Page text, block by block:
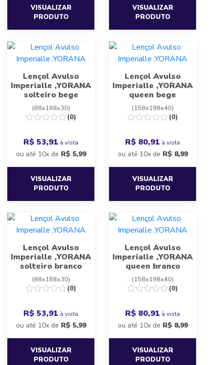
VISUALIZAR
PRODUTO
VISUALIZAR
PRODUTO
Lençol Avulso
Imperialle ,YORANA
solteiro bege
(88x188x30)
(0)
R$ 53,91 à vista
ou até 10x de R$ 5,99
VISUALIZAR
PRODUTO
Lençol Avulso
Imperialle ,YORANA
queen bege
(158x198x40)
(0)
R$ 80,91 à vista
ou até 10x de R$ 8,99
VISUALIZAR
PRODUTO
Lençol Avulso
Imperialle ,YORANA
solteiro branco
(88x188x30)
(0)
R$ 53,91 à vista
ou até 10x de R$ 5,99
VISUALIZAR
PRODUTO
Lençol Avulso
Imperialle ,YORANA
queen branco
(158x198x40)
(0)
R$ 80,91 à vista
ou até 10x de R$ 8,99
VISUALIZAR
PRODUTO